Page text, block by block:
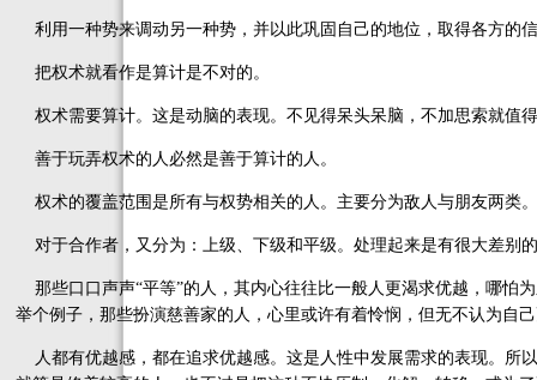
利用一种势来调动另一种势，并以此巩固自己的地位，取得各方的
把权术就看作是算计是不对的。
权术需要算计。这是动脑的表现。不见得呆头呆脑，不加思索就值
善于玩弄权术的人必然是善于算计的人。
权术的覆盖范围是所有与权势相关的人。主要分为敌人与朋友两类
对于合作者，又分为：上级、下级和平级。处理起来是有很大差别
那些口口声声“平等”的人，其内心往往比一般人更渴求优越，哪怕
举个例子，那些扮演慈善家的人，心里或许有着怜悯，但无不认为自
人都有优越感，都在追求优越感。这是人性中发展需求的表现。所